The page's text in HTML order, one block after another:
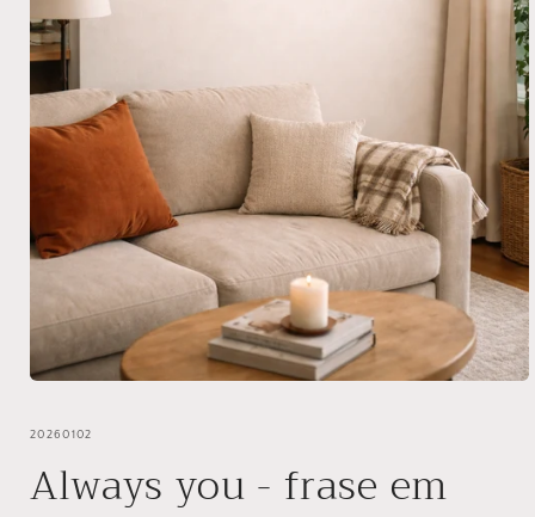
1
modal
SKU:
20260102
Always you - frase em